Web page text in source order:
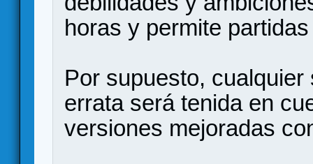
horas y permite
Por supuesto,
errata será tenida en
versiones mejoradas